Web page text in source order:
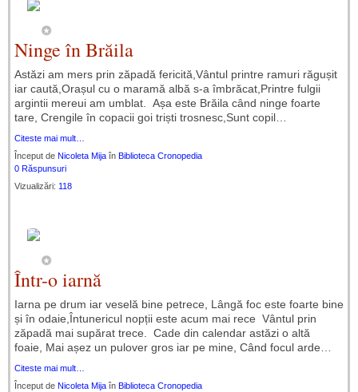
Ninge în Brăila
Astăzi am mers prin zăpadă fericită,Vântul printre ramuri răgușit
iar caută,Orașul cu o maramă albă s-a îmbrăcat,Printre fulgii
argintii mereui am umblat. Așa este Brăila când ninge foarte
tare, Crengile în copacii goi triști trosnesc,Sunt copil…
Citeste mai mult…
Început de Nicoleta Mija în Biblioteca Cronopedia
0 Răspunsuri
Vizualizări: 118
Într-o iarnă
Iarna pe drum iar veselă bine petrece, Lângă foc este foarte bine
și în odaie,Întunericul nopții este acum mai rece Vântul prin
zăpadă mai supărat trece. Cade din calendar astăzi o altă
foaie, Mai așez un pulover gros iar pe mine, Când focul arde…
Citeste mai mult…
Început de Nicoleta Mija în Biblioteca Cronopedia